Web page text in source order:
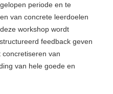
periode en te
van concrete leerdoelen
workshop wordt
feedback geven
van
van hele goede en